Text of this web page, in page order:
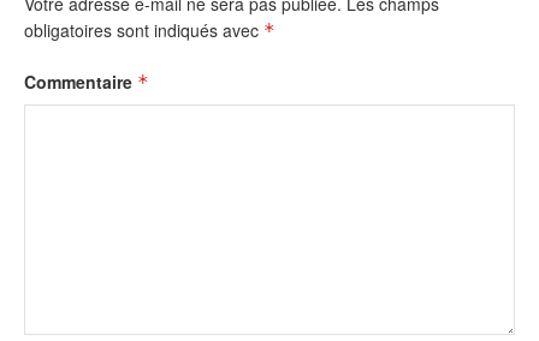
obligatoires sont indiqués avec *
Commentaire *